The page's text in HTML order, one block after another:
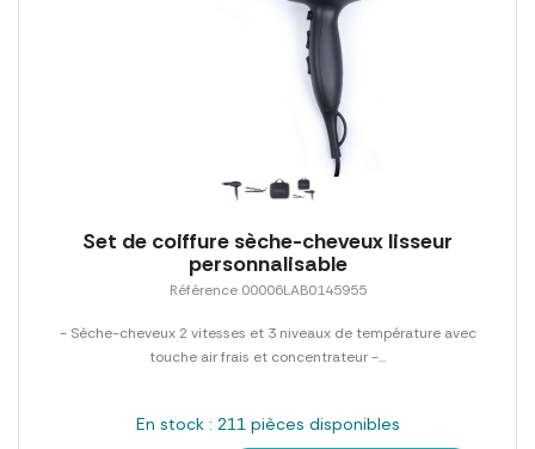
Set de coiffure sèche-cheveux lisseur
personnalisable
Référence 00006LAB0145955
- Sèche-cheveux 2 vitesses et 3 niveaux de température avec
touche air frais et concentrateur -...
En stock : 211 pièces disponibles